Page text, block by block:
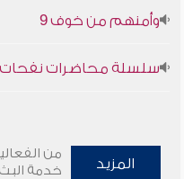
وأمنهم من خوف 9
سلسلة محاضرات نفحات
المزيد
من
خدمة البث